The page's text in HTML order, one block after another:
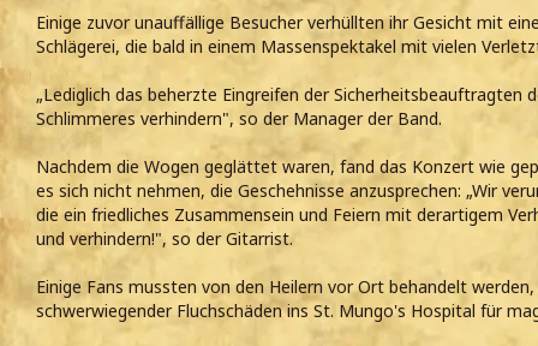
Einige zuvor unauffällige Besucher verhüllten ihr Gesicht mit
Schlägerei, die bald in einem Massenspektakel mit vielen
„Lediglich das beherzte Eingreifen der Sicherheitsbeauftragten
Schlimmeres verhindern", so der Manager der Band.
Nachdem die Wogen geglättet waren, fand das Konzert wie
es sich nicht nehmen, die Geschehnisse anzusprechen: „Wir
die ein friedliches Zusammensein und Feiern mit derartigem
und verhindern!", so der Gitarrist.
Einige Fans mussten von den Heilern vor Ort behandelt
schwerwiegender Fluchschäden ins St. Mungo's Hospital für